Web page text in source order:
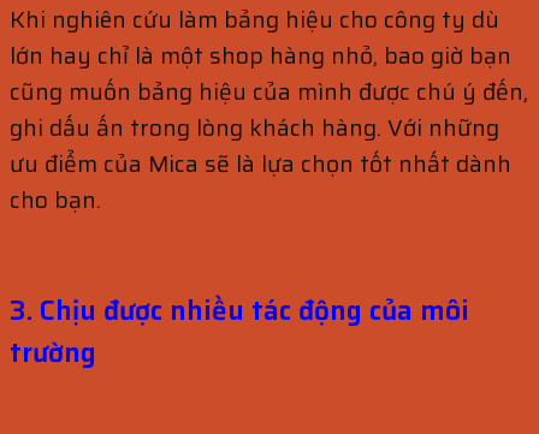
Khi nghiên cứu làm bảng hiệu cho công ty dù
lớn hay chỉ là một shop hàng nhỏ, bao giờ bạn
cũng muốn bảng hiệu của mình được chú ý đến,
ghi dấu ấn trong lòng khách hàng. Với những
ưu điểm của Mica sẽ là lựa chọn tốt nhất dành
cho bạn.
3. Chịu được nhiều tác động của môi
trường